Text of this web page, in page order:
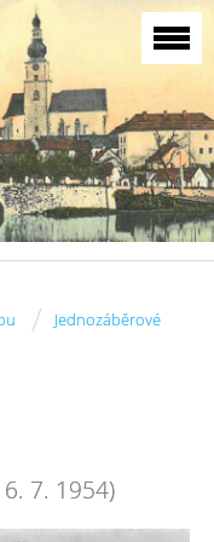
/ Jednozáběrové
7. 1954)